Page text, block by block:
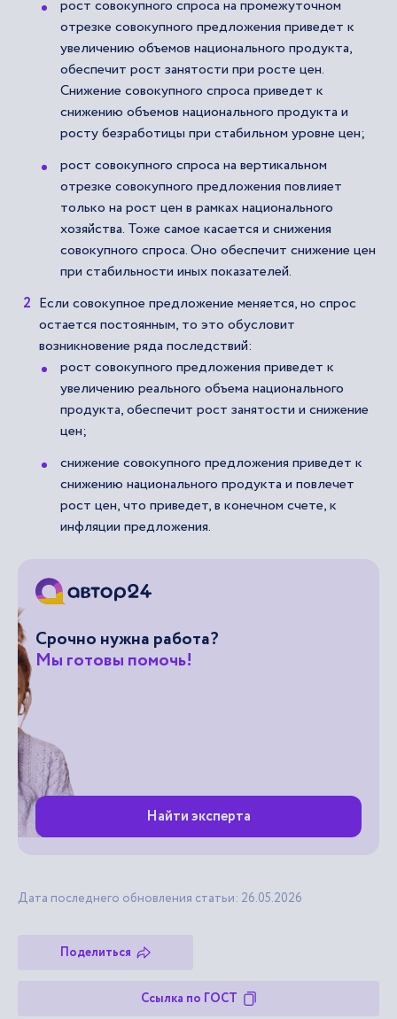
рост совокупного спроса на промежуточном
отрезке совокупного предложения приведет к
увеличению объемов национального продукта,
обеспечит рост занятости при росте цен.
Снижение совокупного спроса приведет к
снижению объемов национального продукта и
росту безработицы при стабильном уровне цен;
рост совокупного спроса на вертикальном
отрезке совокупного предложения повлияет
только на рост цен в рамках национального
хозяйства. Тоже самое касается и снижения
совокупного спроса. Оно обеспечит снижение цен
при стабильности иных показателей.
Если совокупное предложение меняется, но спрос
остается постоянным, то это обусловит
возникновение ряда последствий:
рост совокупного предложения приведет к
увеличению реального объема национального
продукта, обеспечит рост занятости и снижение
цен;
снижение совокупного предложения приведет к
снижению национального продукта и повлечет
рост цен, что приведет, в конечном счете, к
инфляции предложения.
Срочно нужна работа?
Мы готовы помочь!
Найти эксперта
Дата последнего обновления статьи: 26.05.2026
Поделиться
Ссылка по ГОСТ